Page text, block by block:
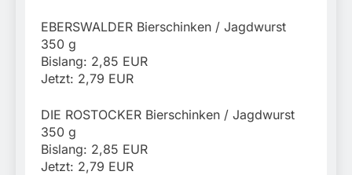
EBERSWALDER Bierschinken / Jagdwurst
350 g
Bislang: 2,85 EUR
Jetzt: 2,79 EUR
DIE ROSTOCKER Bierschinken / Jagdwurst
350 g
Bislang: 2,85 EUR
Jetzt: 2,79 EUR